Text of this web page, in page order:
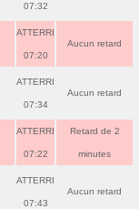
07:32
ATTERRI
07:20
Aucun retard
ATTERRI
07:34
Aucun retard
ATTERRI
07:22
Retard de 2
minutes
ATTERRI
07:43
Aucun retard